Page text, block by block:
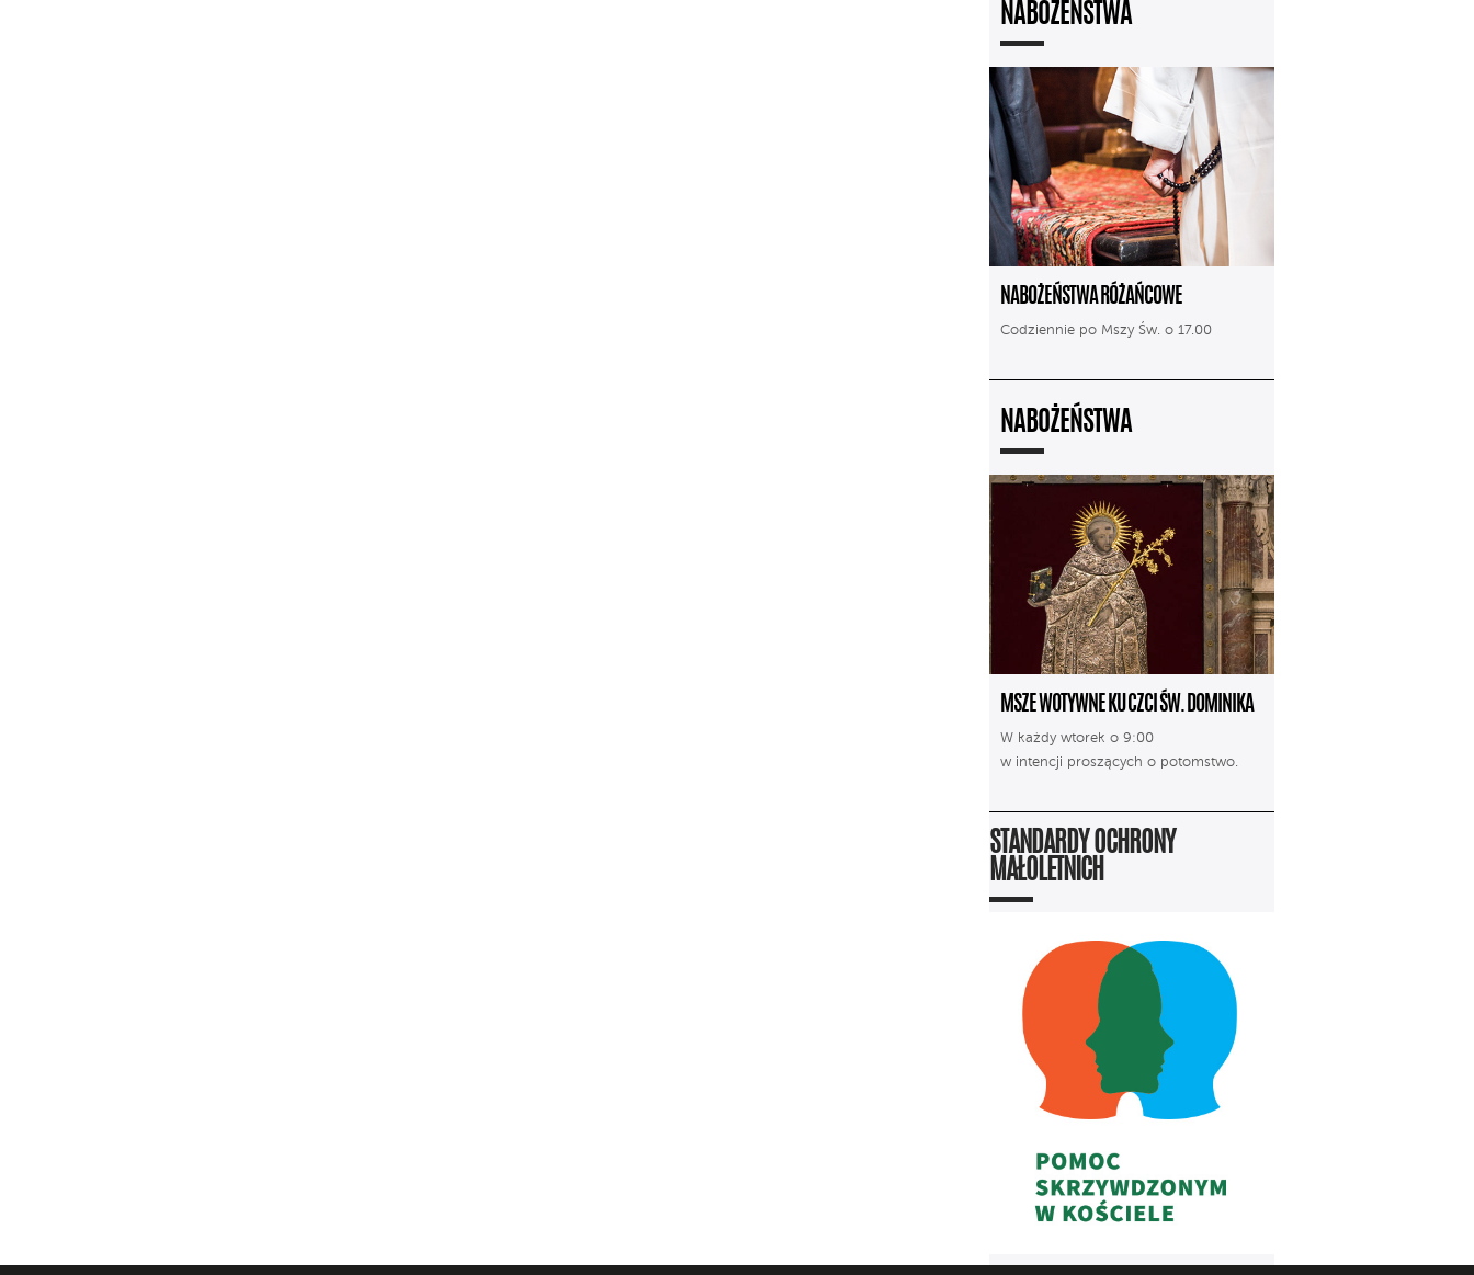
NABOŻEŃSTWA
NABOŻEŃSTWA RÓŻAŃCOWE
Codziennie po Mszy Św. o 17.00
NABOŻEŃSTWA
MSZE WOTYWNE KU CZCI ŚW. DOMINIKA
W każdy wtorek o 9:00
w intencji proszących o potomstwo.
STANDARDY OCHRONY
MAŁOLETNICH